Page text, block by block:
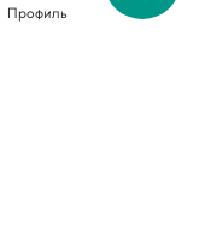
Профиль